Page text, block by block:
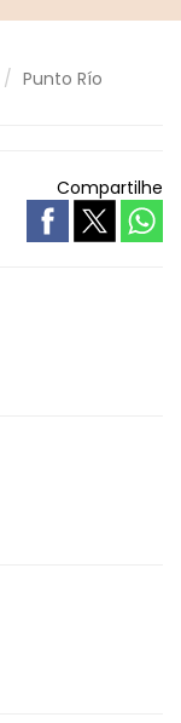
Punto Río
Compartilhe